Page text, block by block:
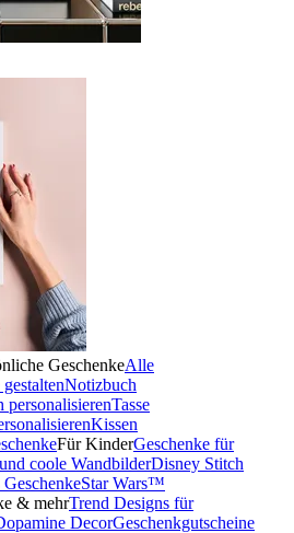
GeschenkeAlle
Notizbuch
personalisierenTasse
Kissen
Für KinderGeschenke für
coole WandbilderDisney Stitch
Star Wars™
& mehrTrend Designs für
DecorGeschenkgutscheine